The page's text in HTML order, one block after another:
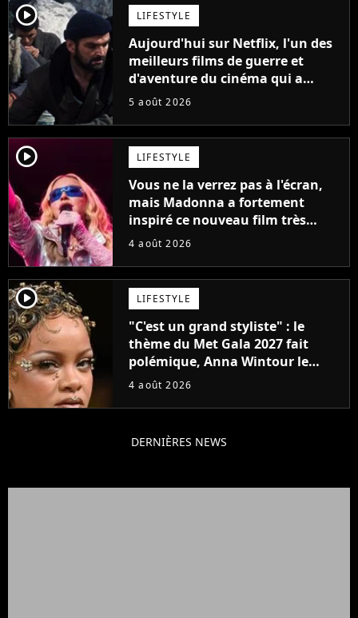
player2 LIFESTYLE
Aujourd'hui sur Netflix, l'un des
meilleurs films de guerre et
d'aventure du cinéma qui a
connu un succès retentissant à
5 août 2026
player2 LIFESTYLE
Vous ne la verrez pas à l'écran,
mais Madonna a fortement
inspiré ce nouveau film très
attendu
4 août 2026
player2 LIFESTYLE
"C'est un grand styliste" : le
thème du Met Gala 2027 fait
polémique, Anna Wintour le
défend
4 août 2026
DERNIÈRES NEWS